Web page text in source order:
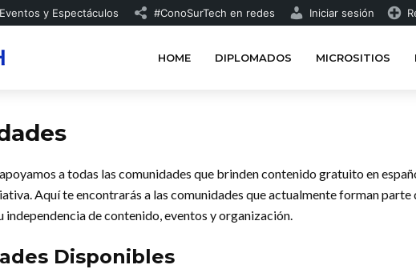
HOME DIPLOMADOS MICROSITIOS
apoyamos a todas las comunidades que brinden contenido gratuito en
Aquí te encontrarás a las comunidades que actualmente forman parte
independencia de contenido, eventos y organización.
Disponibles
Eventos y Espectáculos #ConoSurTech en redes Iniciar sesión